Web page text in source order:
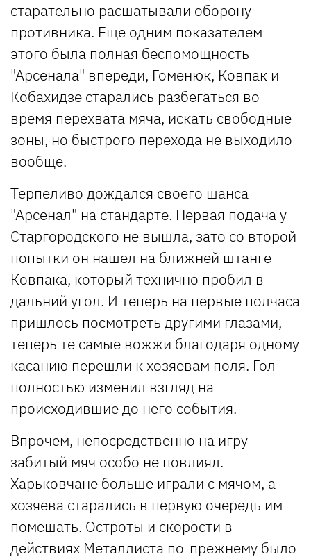
старательно расшатывали оборону
противника. Еще одним показателем
этого была полная беспомощность
"Арсенала" впереди, Гоменюк, Ковпак и
Кобахидзе старались разбегаться во
время перехвата мяча, искать свободные
зоны, но быстрого перехода не выходило
вообще.
Терпеливо дождался своего шанса
"Арсенал" на стандарте. Первая подача у
Старгородского не вышла, зато со второй
попытки он нашел на ближней штанге
Ковпака, который технично пробил в
дальний угол. И теперь на первые полчаса
пришлось посмотреть другими глазами,
теперь те самые вожжи благодаря одному
касанию перешли к хозяевам поля. Гол
полностью изменил взгляд на
происходившие до него события.
Впрочем, непосредственно на игру
забитый мяч особо не повлиял.
Харьковчане больше играли с мячом, а
хозяева старались в первую очередь им
помешать. Остроты и скорости в
действиях Металлиста по-прежнему было